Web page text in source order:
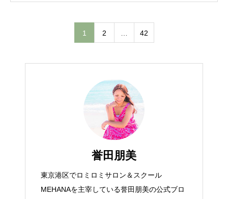
1 2 42
誉田朋美
東京港区でロミロミサロン＆スクール
MEHANAを主宰している誉田朋美の公式ブロ